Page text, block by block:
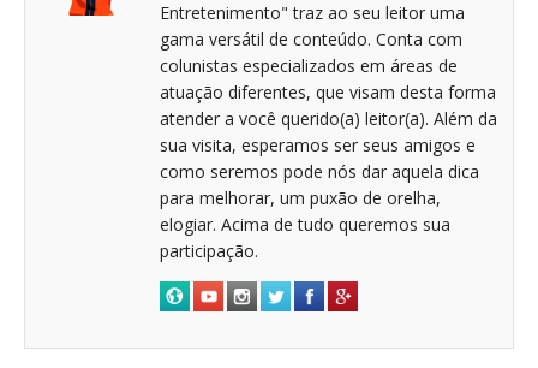
Entretenimento" traz ao seu leitor uma
gama versátil de conteúdo. Conta com
colunistas especializados em áreas de
atuação diferentes, que visam desta forma
atender a você querido(a) leitor(a). Além da
sua visita, esperamos ser seus amigos e
como seremos pode nós dar aquela dica
para melhorar, um puxão de orelha,
elogiar. Acima de tudo queremos sua
participação.